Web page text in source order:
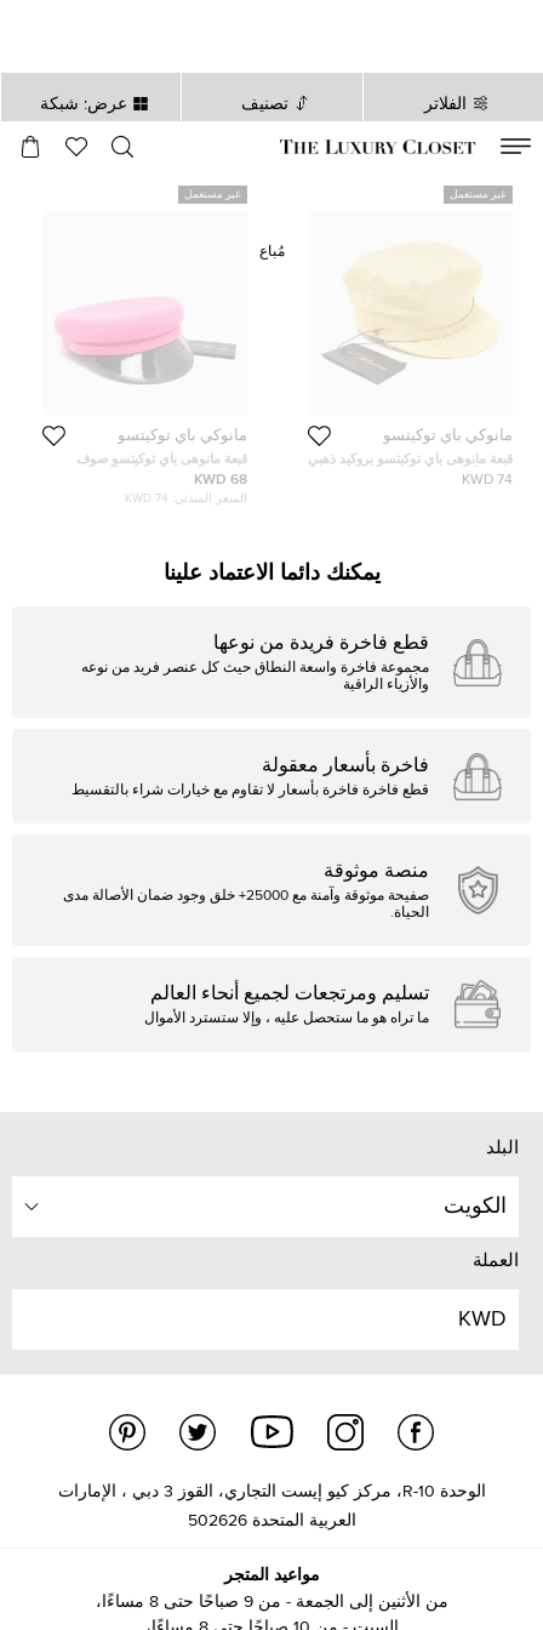
الفلاتر تصنيف عرض: شبكة
ثانية
غير مستعمل
مانوكي باي توكيتسو
قبعة مانوهى باي توكيتسو بروكيد ذهبي
صياد الأسماك اليوناني مقاس متوسط -
74 KWD
غير مستعمل
مانوكي باي توكيتسو
قبعة مانوهى باي توكيتسو صوف
زهري فلوريست صائد الأسماك
68 KWD
السعر المبدئي: 74 KWD
مُباع
يمكنك دائما الاعتماد علينا
قطع فاخرة فريدة من نوعها
مجموعة فاخرة واسعة النطاق حيث كل عنصر فريد من نوعه
والأزياء الراقية
فاخرة بأسعار معقولة
قطع فاخرة فاخرة بأسعار لا تقاوم مع خيارات شراء بالتقسيط
منصة موثوقة
صفيحة موثوقة وآمنة مع 25000+ خلق وجود ضمان الأصالة مدى
الحياة.
تسليم ومرتجعات لجميع أنحاء العالم
ما تراه هو ما ستحصل عليه ، وإلا ستسترد الأموال
البلد
الكويت
العملة
KWD
الوحدة R-10، مركز كيو إيست التجاري، القوز 3 دبي ، الإمارات
العربية المتحدة 502626
مواعيد المتجر
من الأثنين إلى الجمعة - من 9 صباحًا حتى 8 مساءًا،